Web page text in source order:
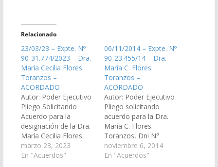
Relacionado
23/03/23 – Expte. Nº
90-31.774/2023 – Dra.
María Cecilia Flores
Toranzos –
ACORDADO
Autor: Poder Ejecutivo
Pliego Solicitando
Acuerdo para la
designación de la Dra.
María Cecilia Flores
Toranzos, D.N.I. N°
27.571.604, en el cargo
marzo 23, 2023
En "Acuerdos"
06/11/2014 – Expte. Nº
90-23.455/14 – Dra.
María C. Flores
Toranzos –
ACORDADO
Autor: Poder Ejecutivo
Pliego solicitando
acuerdo para la Dra.
María C. Flores
Toranzos, Dni N°
27.571.604, en el cargo
de Fiscal Penal N° 7
noviembre 6, 2014
En "Acuerdos"